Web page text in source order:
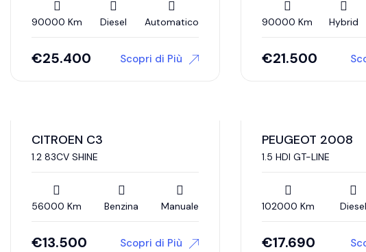
90000 Km Diesel Automatico
€25.400 Scopri di Più
90000 Km Hybrid
€21.500
CITROEN C3
1.2 83CV SHINE
56000 Km Benzina Manuale
€13.500 Scopri di Più
PEUGEOT 2008
1.5 HDI GT-LINE
102000 Km Diesel
€17.690